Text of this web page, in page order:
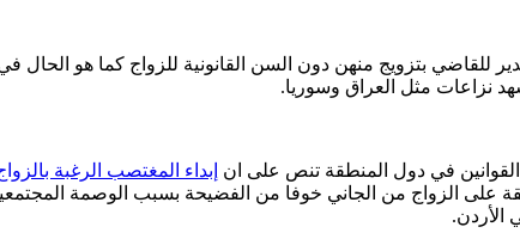
إلا أنه يترك حق التقدير للقاضي بتزويج منهن دون السن القانونية للزواج
نزاعات مثل العراق وسوريا.
القوانين في دول المنطقة تنص على ان إبداء المغتصب الرغبة
على الزواج من الجاني خوفا من الفضيحة بسبب الوصمة
الأردن.